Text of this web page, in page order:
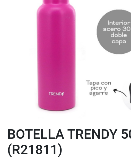
BOTELLA TRENDY
(R21811)